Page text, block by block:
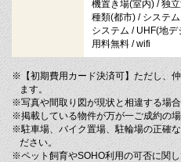
機置き場(室内) / 独
種類(都市) / システ
システム / UHF(地
用料無料 / wifi
※【初期費用カード決済可】ただし、
ます。
※写真や間取り図が現状と相違する場
※掲載している物件が万が一ご成約の場
※駐車場、バイク置場、駐輪場の正確
ださい。
※ペット飼育やSOHO利用の可否に関